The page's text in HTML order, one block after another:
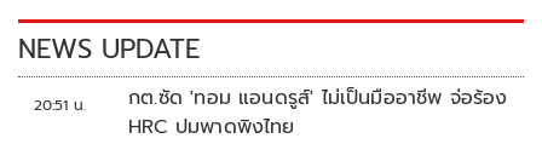
k k
NEWS UPDATE
20:51 น.
กต.ซัด 'ทอม แอนดรูส์' ไม่เป็นมืออาชีพ จ่อร้อง
HRC ปมพาดพิงไทย